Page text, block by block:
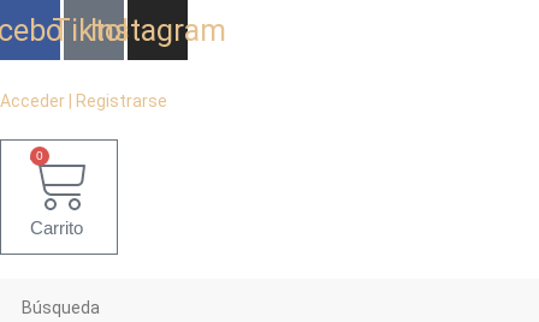
al
Tiktok
Instagram
Acceder | Registrarse
0
Carrito